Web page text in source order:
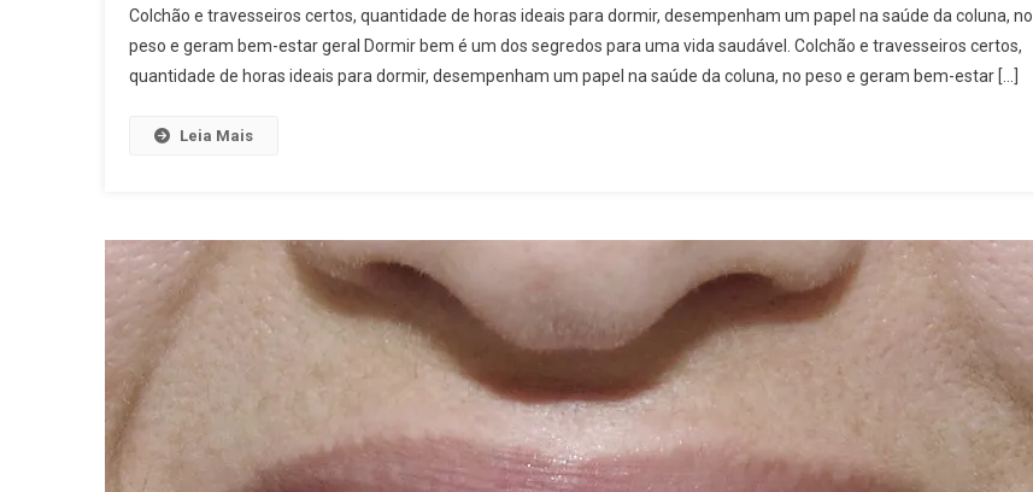
Colchão e travesseiros certos, quantidade de horas ideais para dormir, desempenham um papel na saúde da coluna, no
peso e geram bem-estar geral Dormir bem é um dos segredos para uma vida saudável. Colchão e travesseiros certos,
quantidade de horas ideais para dormir, desempenham um papel na saúde da coluna, no peso e geram bem-estar […]
Leia Mais